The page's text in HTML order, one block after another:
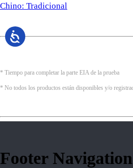
Chino: Tradicional
* Tiempo para completar la parte EIA de la prueba
* No todos los productos están disponibles y/o
Footer Navigation